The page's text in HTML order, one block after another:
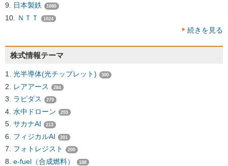
日本製鉄 1080
ＮＴＴ 1024
続きを見る
株式情報テーマ
光半導体(光チップレット) 300
レアアース 284
ラピダス 279
水中ドローン 255
サカナAI 213
フィジカルAI 201
フォトレジスト 200
e-fuel（合成燃料） 188